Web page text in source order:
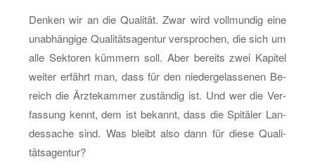
Den­ken wir an die Qua­li­tät. Zwar wird voll­mun­dig eine
un­ab­hän­gi­ge Qua­li­tätsagen­tur ver­spro­chen, die sich um
alle Sek­to­ren küm­mern soll. Aber be­reits zwei Ka­pi­tel
wei­ter er­fährt man, dass für den nie­der­ge­las­se­nen Be­
reich die Ärz­te­kam­mer zu­stän­dig ist. Und wer die Ver­
fas­sung kennt, dem ist be­kannt, dass die Spi­tä­ler Lan­
des­sa­che sind. Was bleibt also dann für diese Qua­li­
tätsagen­tur?